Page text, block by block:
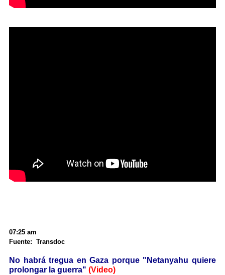
07:25 am
Fuente: Transdoc
No habrá tregua en Gaza porque "Netanyahu quiere
prolongar la guerra" (Video)